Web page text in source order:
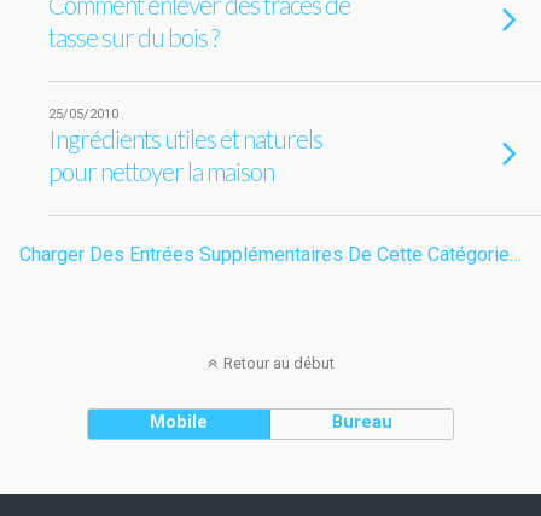
tasse sur du bois ?
25/05/2010
Ingrédients utiles et naturels
pour nettoyer la maison
Charger Des Entrées Supplémentaires De Cette Catégorie…
Retour au début
Mobile Bureau